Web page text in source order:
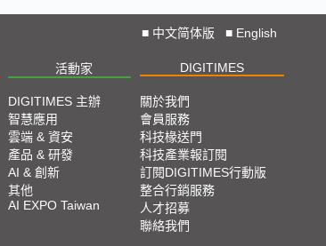
■ 中文简体版 ■ English
活動家 DIGITIMES
DIGITIMES 主辦
智慧應用
雲端 & 資安
產品 & 研發
AI & 創新
其他
AI EXPO Taiwan
關於我們
會員服務
科技椽送門
科技產業報訂閱
訂閱DIGITIMES行動版
整合行銷服務
人才招募
聯絡我們